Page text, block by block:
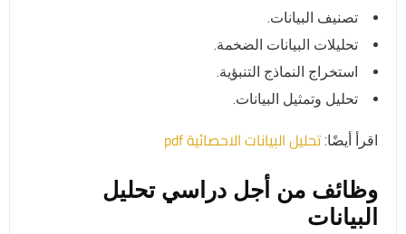
تصنيف البيانات.
تحليلات البيانات الضخمة.
استخراج النماذج التنبؤية.
تحليل وتمثيل البيانات.
اقرأ أيضًا: تحليل البيانات الاحصائية pdf
وظائف من أجل دراسي تحليل
البيانات